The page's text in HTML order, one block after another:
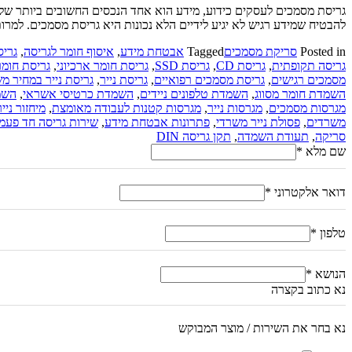
גריסת מסמכים לעסקים כידוע, מידע הוא אחד הנכסים החשובים ביותר
להבטיח שמידע רגיש לא יגיע לידיים הלא נכונות היא גריסת מסמכים.
Posted in סריקת מסמכיםTagged אבטחת מידע, איסוף חומר לגריסה,
גריסה תקופתית, גריסת CD , גריסת SSD , גריסת חומר ארכיוני, גריסת
מסמכים רגישים, גריסת מסמכים רפואיים, גריסת נייר, גריסת נייר במחיר
השמדת חומר מסווג, השמדת טלפונים ניידים, השמדת כרטיסי אשראי,
מגרסות מסמכים, מגרסות נייר, מגרסות קטנות לעבודה מאומצת, מיחזור
משרדים, פסולת נייר משרדי, פתרונות אבטחת מידע, שירות גריסה חד
סריקה, תעודת השמדה, תקן גריסה DIN
שם מלא *
דואר אלקטרוני *
טלפון *
הנושא *
נא כתוב בקצרה
נא בחר את השירות / מוצר המבוקש